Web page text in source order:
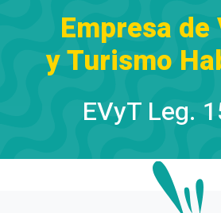
Empresa
y Turismo
EVyT Leg.